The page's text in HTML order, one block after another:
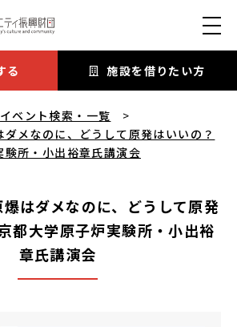
る 施設を借りたい方
イベント検索・一覧
メなのに、どうして原発はいいの？
所・小出裕章氏講演会
はダメなのに、どうして原発
都大学原子炉実験所・小出裕
章氏講演会
なのに、どうして原発はいいの？ 元京